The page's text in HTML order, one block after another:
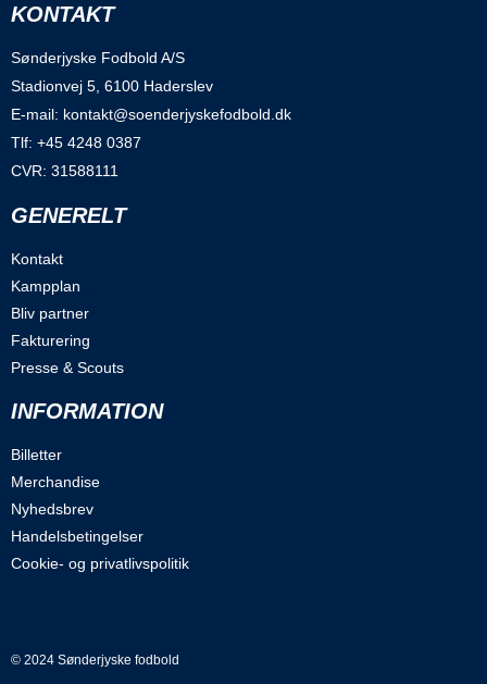
KONTAKT
Sønderjyske Fodbold A/S
Stadionvej 5, 6100 Haderslev
E-mail: kontakt@soenderjyskefodbold.dk
Tlf: +45 4248 0387
CVR: 31588111
GENERELT
Kontakt
Kampplan
Bliv partner
Fakturering
Presse & Scouts
INFORMATION
Billetter
Merchandise
Nyhedsbrev
Handelsbetingelser
Cookie- og privatlivspolitik
© 2024 Sønderjyske fodbold